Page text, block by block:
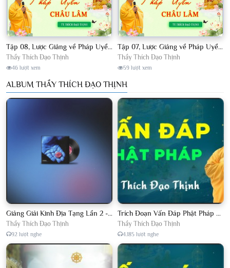
Tập 08, Lược Giảng về Pháp Uyển Châu Lâm, Chủ giảng TT. Thích Đạo Thịnh.
Thầy Thích Đạo Thịnh
46 lượt xem
Tập 07, Lược Giảng về Pháp Uyển Châu Lâm, Chủ giảng TT Thích Đạo Thịnh
Thầy Thích Đạo Thịnh
59 lượt xem
ALBUM THẦY THÍCH ĐẠO THỊNH
Giảng Giải Kinh Địa Tạng Lần 2 - Thầy Thích Đạo Thịnh - Diệu Pháp Khai Tâm
Thầy Thích Đạo Thịnh
92 lượt nghe
Trích Đoạn Vấn Đáp Phật Pháp 2022
Thầy Thích Đạo Thịnh
4.185 lượt nghe